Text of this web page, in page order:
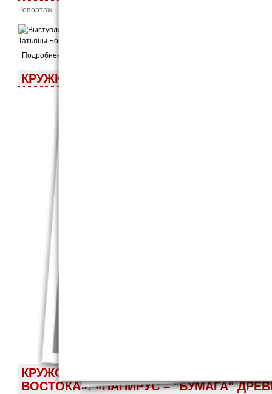
Репортаж
Подробнее
КРУЖКИ «К ЗОЛОТОЙ ЛАТЫНИ» И
КРУЖОК «ПРОСКЕНИОН: ВЕСЬ МИР -
ВОСТОКА»: «ПАПИРУС – "БУМАГА"